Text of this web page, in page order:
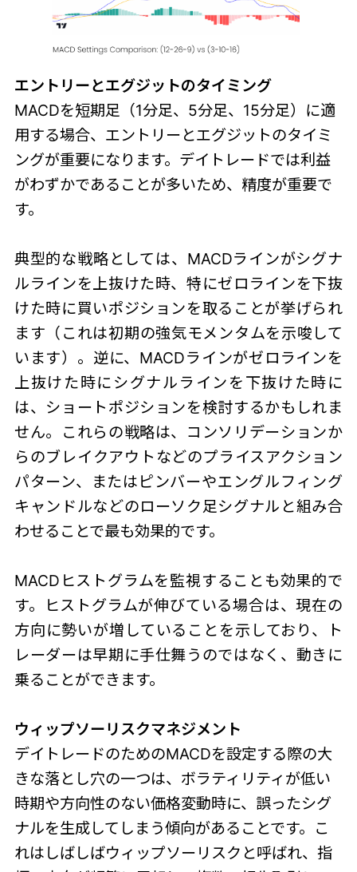
エントリーとエグジットのタイミング
MACDを短期足（1分足、5分足、15分足）に適
用する場合、エントリーとエグジットのタイミ
ングが重要になります。デイトレードでは利益
がわずかであることが多いため、精度が重要で
す。
典型的な戦略としては、MACDラインがシグナ
ルラインを上抜けた時、特にゼロラインを下抜
けた時に買いポジションを取ることが挙げられ
ます（これは初期の強気モメンタムを示唆して
います）。逆に、MACDラインがゼロラインを
上抜けた時にシグナルラインを下抜けた時に
は、ショートポジションを検討するかもしれま
せん。これらの戦略は、コンソリデーションか
らのブレイクアウトなどのプライスアクション
パターン、またはピンバーやエングルフィング
キャンドルなどのローソク足シグナルと組み合
わせることで最も効果的です。
MACDヒストグラムを監視することも効果的で
す。ヒストグラムが伸びている場合は、現在の
方向に勢いが増していることを示しており、ト
レーダーは早期に手仕舞うのではなく、動きに
乗ることができます。
ウィップソーリスクマネジメント
デイトレードのためのMACDを設定する際の大
きな落とし穴の一つは、ボラティリティが低い
時期や方向性のない価格変動時に、誤ったシグ
ナルを生成してしまう傾向があることです。こ
れはしばしばウィップソーリスクと呼ばれ、指